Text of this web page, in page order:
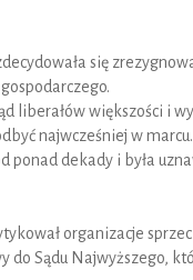
się
liberałów większości i
najwcześniej w marcu.
ponad dekady i była
organizacje
do Sądu Najwyższego,